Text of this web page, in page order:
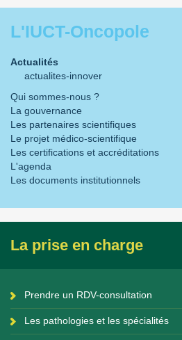
L'IUCT-Oncopole
Actualités
actualites-innover
Qui sommes-nous ?
La gouvernance
Les partenaires scientifiques
Le projet médico-scientifique
Les certifications et accréditations
L'agenda
Les documents institutionnels
La prise en charge
Prendre un RDV-consultation
Les pathologies et les spécialités